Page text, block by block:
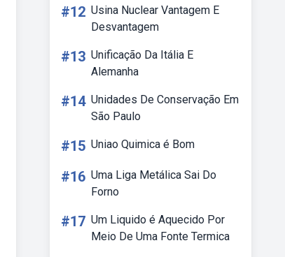
#12 Usina Nuclear Vantagem E
Desvantagem
#13 Unificação Da Itália E
Alemanha
#14 Unidades De Conservação Em
São Paulo
#15 Uniao Quimica é Bom
#16 Uma Liga Metálica Sai Do
Forno
#17 Um Liquido é Aquecido Por
Meio De Uma Fonte Termica